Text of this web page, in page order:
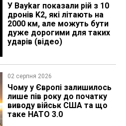
У Baykar показали рій з 10
дронів K2, які літають на
2000 км, але можуть бути
дуже дорогими для таких
ударів (відео)
02 серпня 2026
Чому у Європі залишилось
лише пів року до початку
виводу військ США та що
таке НАТО 3.0